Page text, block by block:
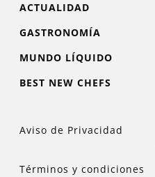
ACTUALIDAD
GASTRONOMÍA
MUNDO LÍQUIDO
BEST NEW CHEFS
Aviso de Privacidad
Términos y condiciones